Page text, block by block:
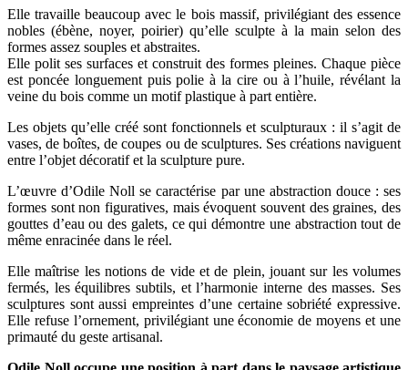
Elle travaille beaucoup avec le bois massif, privilégiant des essence
nobles (ébène, noyer, poirier) qu’elle sculpte à la main selon des
formes assez souples et abstraites.
Elle polit ses surfaces et construit des formes pleines. Chaque pièce
est poncée longuement puis polie à la cire ou à l’huile, révélant la
veine du bois comme un motif plastique à part entière.
Les objets qu’elle créé sont fonctionnels et sculpturaux : il s’agit de
vases, de boîtes, de coupes ou de sculptures. Ses créations naviguent
entre l’objet décoratif et la sculpture pure.
L’œuvre d’Odile Noll se caractérise par une abstraction douce : ses
formes sont non figuratives, mais évoquent souvent des graines, des
gouttes d’eau ou des galets, ce qui démontre une abstraction tout de
même enracinée dans le réel.
Elle maîtrise les notions de vide et de plein, jouant sur les volumes
fermés, les équilibres subtils, et l’harmonie interne des masses. Ses
sculptures sont aussi empreintes d’une certaine sobriété expressive.
Elle refuse l’ornement, privilégiant une économie de moyens et une
primauté du geste artisanal.